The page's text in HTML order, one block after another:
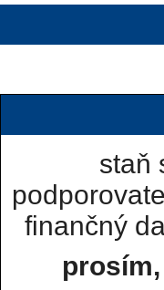
staň
finančný